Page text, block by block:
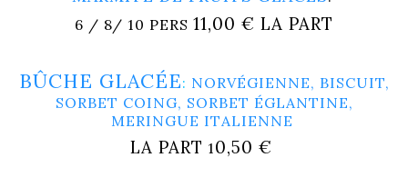
6 / 8/ 10 PERS 11,00 € LA PART
BÛCHE GLACÉE: NORVÉGIENNE, BISCUIT,
SORBET COING, SORBET ÉGLANTINE,
MERINGUE ITALIENNE
LA PART 10,50 €